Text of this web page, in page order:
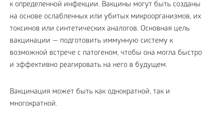
к определенной инфекции. Вакцины могут быть созданы
на основе ослабленных или убитых микроорганизмов, их
токсинов или синтетических аналогов. Основная цель
вакцинации — подготовить иммунную систему к
возможной встрече с патогеном, чтобы она могла быстро
и эффективно реагировать на него в будущем.
Вакцинация может быть как однократной, так и
многократной.